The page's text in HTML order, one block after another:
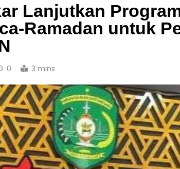
Lanjutkan
Ramadan untuk
0 3 mins